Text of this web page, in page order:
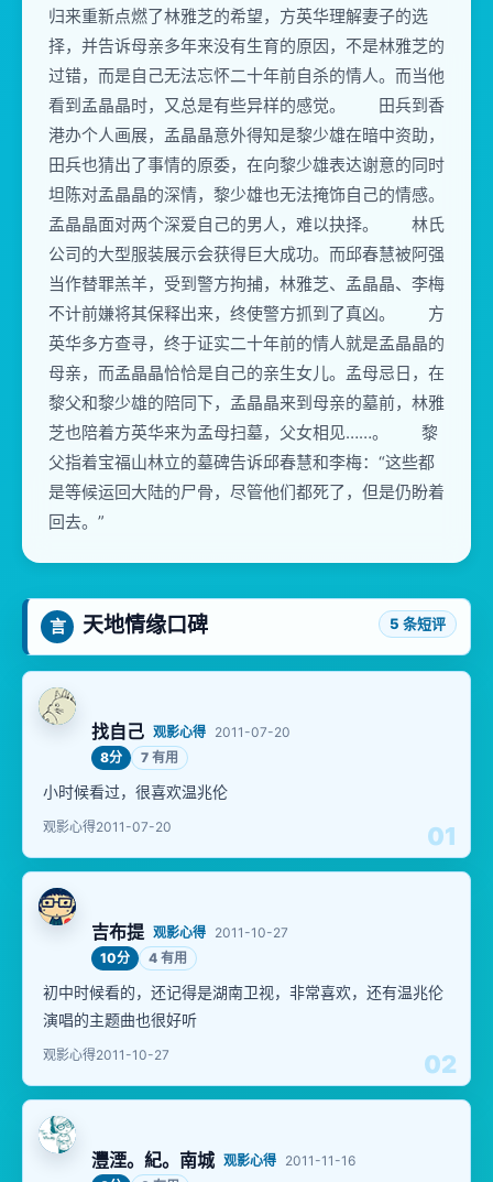
归来重新点燃了林雅芝的希望，方英华理解妻子的选
择，并告诉母亲多年来没有生育的原因，不是林雅芝的
过错，而是自己无法忘怀二十年前自杀的情人。而当他
看到孟晶晶时，又总是有些异样的感觉。 田兵到香
港办个人画展，孟晶晶意外得知是黎少雄在暗中资助，
田兵也猜出了事情的原委，在向黎少雄表达谢意的同时
坦陈对孟晶晶的深情，黎少雄也无法掩饰自己的情感。
孟晶晶面对两个深爱自己的男人，难以抉择。 林氏
公司的大型服装展示会获得巨大成功。而邱春慧被阿强
当作替罪羔羊，受到警方拘捕，林雅芝、孟晶晶、李梅
不计前嫌将其保释出来，终使警方抓到了真凶。 方
英华多方查寻，终于证实二十年前的情人就是孟晶晶的
母亲，而孟晶晶恰恰是自己的亲生女儿。孟母忌日，在
黎父和黎少雄的陪同下，孟晶晶来到母亲的墓前，林雅
芝也陪着方英华来为孟母扫墓，父女相见……。 黎
父指着宝福山林立的墓碑告诉邱春慧和李梅：“这些都
是等候运回大陆的尸骨，尽管他们都死了，但是仍盼着
回去。”
言 天地情缘口碑 5 条短评
01
找自己 观影心得 2011-07-20
8分
7 有用
小时候看过，很喜欢温兆伦
观影心得2011-07-20
02
吉布提 观影心得 2011-10-27
10分
4 有用
初中时候看的，还记得是湖南卫视，非常喜欢，还有温兆伦
演唱的主题曲也很好听
观影心得2011-10-27
灃湮。紀。南城 观影心得 2011-11-16